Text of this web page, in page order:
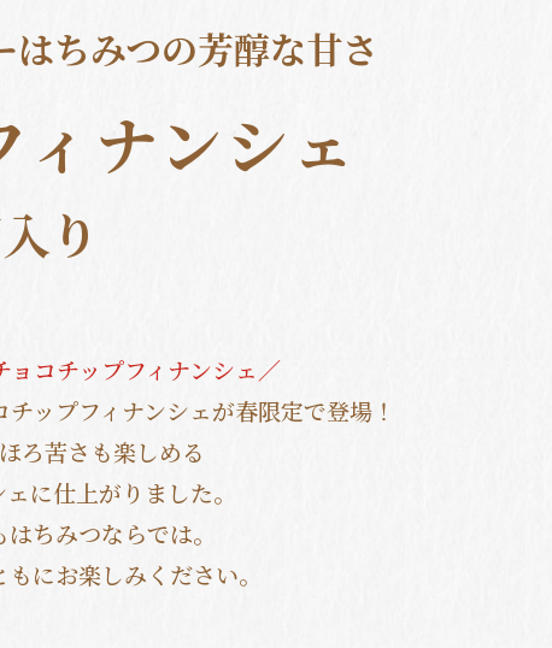
はちみつの芳醇な甘さ
ナンシェ
り
コチップフィナンシェ／
ップフィナンシェが春限定で登場！
ろ苦さも楽しめる
に仕上がりました。
ちみつならでは。
にお楽しみください。